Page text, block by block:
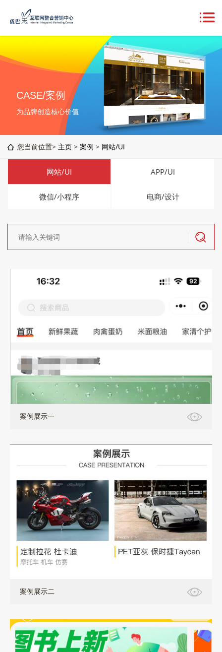
CASE/案例
为品牌创造核心价值
您当前位置> 主页 > 案例 > 网站/UI
网站/UI APP/UI
微信/小程序 电商/设计
案例展示一
案例展示二